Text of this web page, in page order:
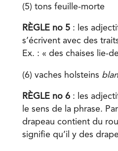
(5) tons feuille-morte
RÈGLE no 5 : les
s’écrivent avec des
Ex. : « des chaises lie-
(6) vaches holsteins
RÈGLE no 6 : les
le sens de la phrase.
drapeau contient du
signifie qu’il y des